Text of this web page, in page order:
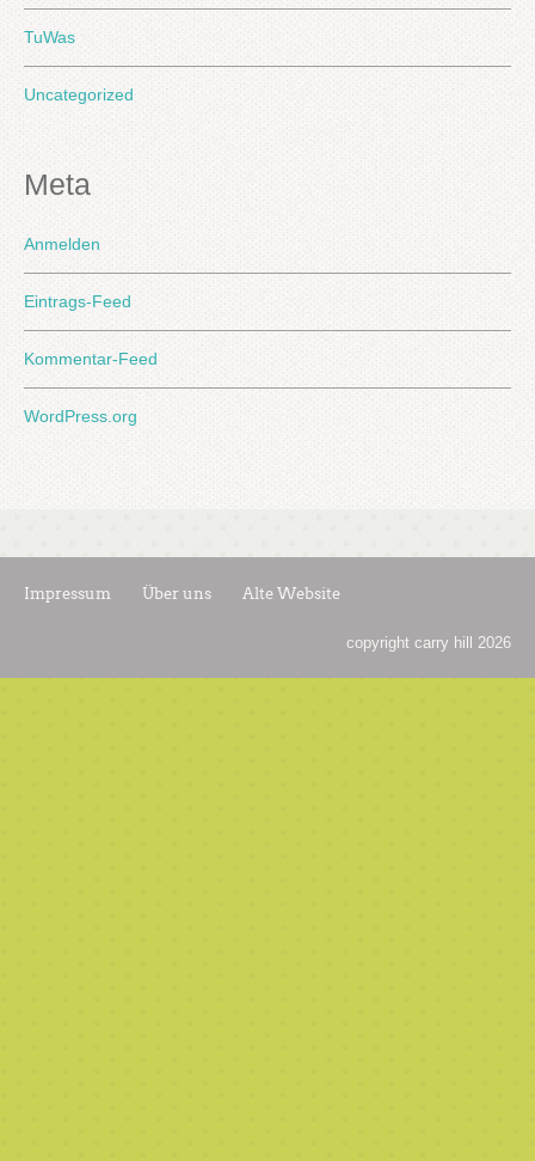
TuWas
Uncategorized
Meta
Anmelden
Eintrags-Feed
Kommentar-Feed
WordPress.org
Impressum Über uns Alte Website
copyright carry hill 2026